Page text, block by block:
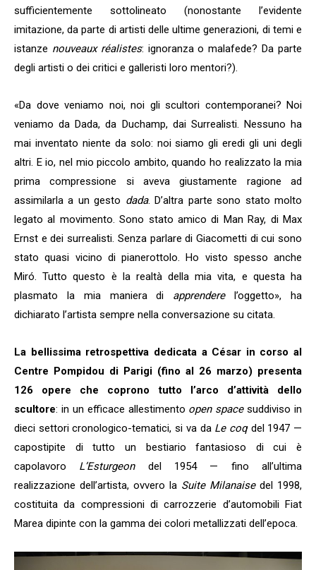
sufficientemente sottolineato (nonostante l’evidente
imitazione, da parte di artisti delle ultime generazioni, di temi e
istanze nouveaux réalistes: ignoranza o malafede? Da parte
degli artisti o dei critici e galleristi loro mentori?).
«Da dove veniamo noi, noi gli scultori contemporanei? Noi
veniamo da Dada, da Duchamp, dai Surrealisti. Nessuno ha
mai inventato niente da solo: noi siamo gli eredi gli uni degli
altri. E io, nel mio piccolo ambito, quando ho realizzato la mia
prima compressione si aveva giustamente ragione ad
assimilarla a un gesto dada. D’altra parte sono stato molto
legato al movimento. Sono stato amico di Man Ray, di Max
Ernst e dei surrealisti. Senza parlare di Giacometti di cui sono
stato quasi vicino di pianerottolo. Ho visto spesso anche
Miró. Tutto questo è la realtà della mia vita, e questa ha
plasmato la mia maniera di apprenderel’oggetto», ha
dichiarato l’artista sempre nella conversazione su citata.
La bellissima retrospettiva dedicata a César in corso al
Centre Pompidou di Parigi (fino al 26 marzo) presenta
126 opere che coprono tutto l’arco d’attività dello
scultore: in un efficace allestimento open spacesuddiviso in
dieci settori cronologico-tematici, si va da Le coqdel 1947 —
capostipite di tutto un bestiario fantasioso di cui è
capolavoro L’Esturgeondel 1954 — fino all’ultima
realizzazione dell’artista, ovvero la Suite Milanaisedel 1998,
costituita da compressioni di carrozzerie d’automobili Fiat
Marea dipinte con la gamma dei colori metallizzati dell’epoca.